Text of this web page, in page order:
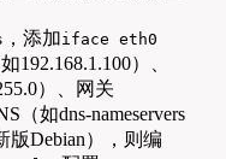
，添加iface eth0
192.168.1.100）、
）、网关
（如dns-nameservers
版Debian），则编